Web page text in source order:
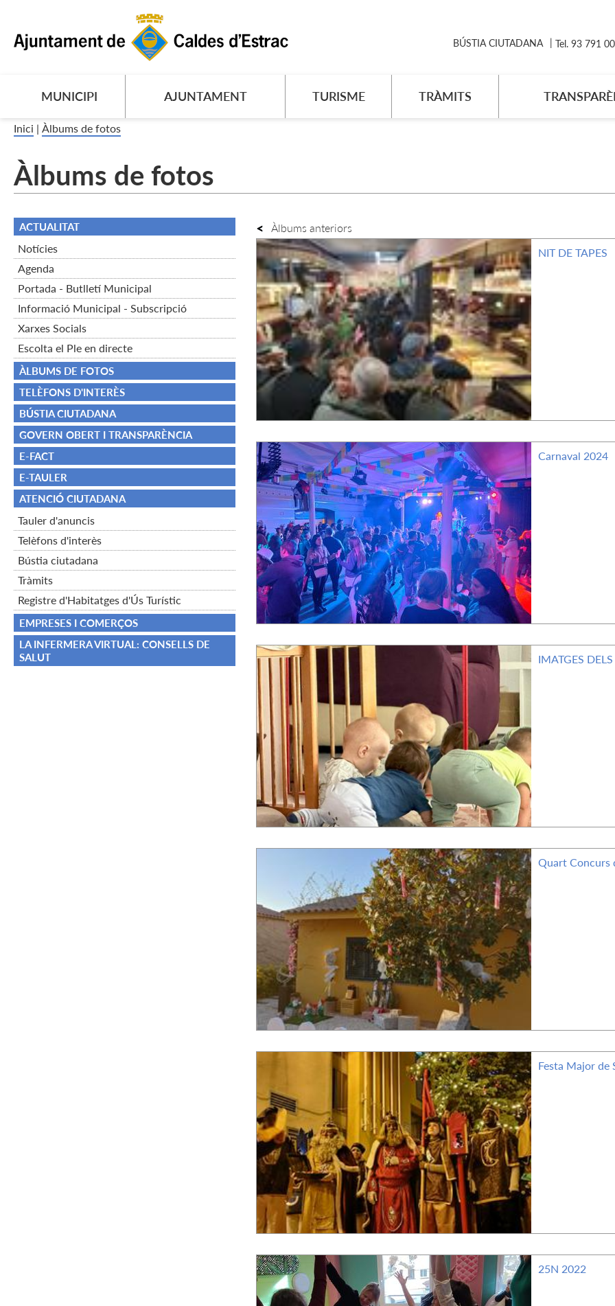
MUNICIPI AJUNTAMENT TURISME TRÀMITS
BÚSTIA CIUTADANA Tel. 93 791
Inici | Àlbums de fotos
Àlbums de fotos
ACTUALITAT
Notícies
Agenda
Portada - Butlletí Municipal
Informació Municipal - Subscripció
Xarxes Socials
Escolta el Ple en directe
ÀLBUMS DE FOTOS
TELÈFONS D'INTERÈS
BÚSTIA CIUTADANA
GOVERN OBERT I TRANSPARÈNCIA
E-FACT
E-TAULER
ATENCIÓ CIUTADANA
Tauler d'anuncis
Telèfons d'interès
Bústia ciutadana
Tràmits
Registre d'Habitatges d'Ús Turístic
EMPRESES I COMERÇOS
LA INFERMERA VIRTUAL: CONSELLS DE
SALUT
Àlbums anteriors
NIT DE TAPES
Carnaval 2024
IMATGES
Quart Concurs
Festa Major de
25N 2022